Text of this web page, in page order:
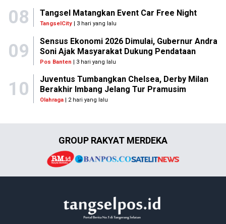
08 Tangsel Matangkan Event Car Free Night
TangselCity | 3 hari yang lalu
09
Sensus Ekonomi 2026 Dimulai, Gubernur Andra
Soni Ajak Masyarakat Dukung Pendataan
Pos Banten | 3 hari yang lalu
10
Juventus Tumbangkan Chelsea, Derby Milan
Berakhir Imbang Jelang Tur Pramusim
Olahraga| 2 hari yang lalu
GROUP RAKYAT MERDEKA